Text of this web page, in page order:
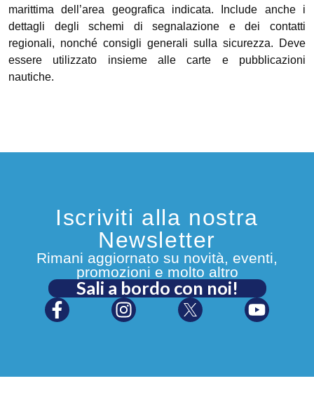
marittima dell’area geografica indicata. Include anche i
dettagli degli schemi di segnalazione e dei contatti
regionali, nonché consigli generali sulla sicurezza. Deve
essere utilizzato insieme alle carte e pubblicazioni
nautiche.
Iscriviti alla nostra
Newsletter
Rimani aggiornato su novità, eventi,
promozioni e molto altro
Sali a bordo con noi!